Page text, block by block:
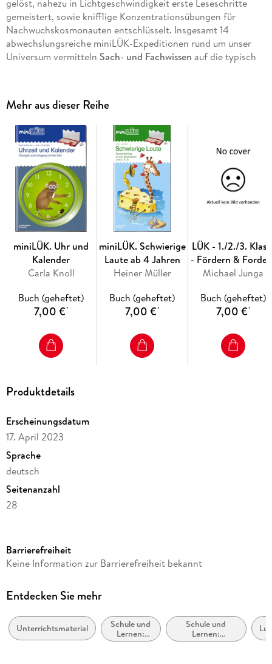
gelöst, nahezu in Lichtgeschwindigkeit erste Leseschritte
gemeistert, sowie knifflige Konzentrationsübungen für
Nachwuchskosmonauten entschlüsselt. Insgesamt 14
abwechslungsreiche miniLÜK-Expeditionen rund um unser
Universum vermitteln Sach- und Fachwissen auf die typisch
Zur Bearbeitung dieses Übungsheftes wird das miniLÜK-
Kontrollgerät benötigt.
Mehr aus dieser Reihe
miniLÜK. Uhr und
Kalender
Carla Knoll
Buch (geheftet)
7,00 €*
miniLÜK. Schwierige
Laute ab 4 Jahren
Heiner Müller
Buch (geheftet)
7,00 €*
LÜK - 1./2./3.
- Fördern &
Rätseltrainer
Michael Junga
Buch (geheftet)
7,00 €*
Produktdetails
Erscheinungsdatum
17. April 2023
Sprache
deutsch
Seitenanzahl
28
Reihe
Autor/Autorin
Illustrationen
Andreas Töpfer
Barrierefreiheit
Keine Information zur Barrierefreiheit bekannt
Entdecken Sie mehr
Unterrichtsmaterial
Schule und
Lernen:
Mathematik
Schule und
Lernen:
Erstspracherwerb